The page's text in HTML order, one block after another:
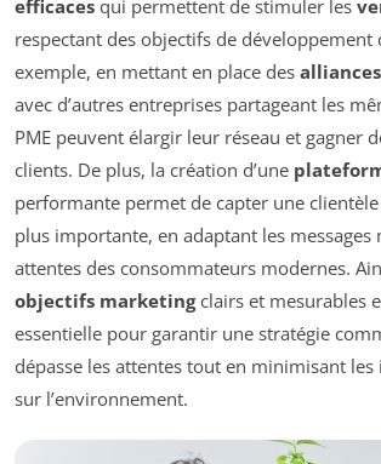
efficaces qui permettent de stimuler les
respectant des objectifs de développement
exemple, en mettant en place des
avec d’autres entreprises partageant les
PME peuvent élargir leur réseau et gagner
clients. De plus, la création d’une
performante permet de capter une
plus importante, en adaptant les messages
attentes des consommateurs modernes.
objectifs marketingclairs et mesurables
essentielle pour garantir une stratégie
dépasse les attentes tout en minimisant
sur l’environnement.